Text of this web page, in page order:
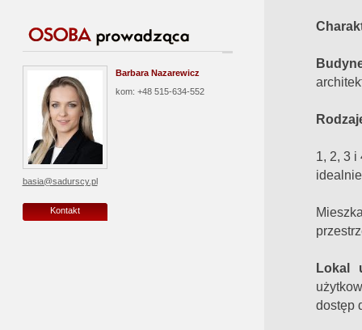
Barbara Nazarewicz
kom: +48 515-634-552
basia@sadurscy.pl
Kontakt
1, 2, 3
Lokal
dostęp